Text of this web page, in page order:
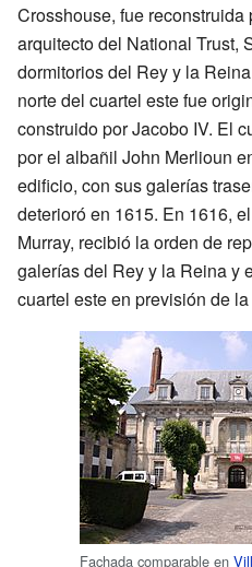
Crosshouse, fue
arquitecto del National Trust,
dormitorios del Rey y la
norte del cuartel este fue
construido por Jacobo IV. El
por el albañil John Merlioun
edificio, con sus galerías
deterioró en 1615. En 1616,
Murray, recibió la orden de
galerías del Rey y la Reina y
cuartel este en previsión de
Fachada comparable en